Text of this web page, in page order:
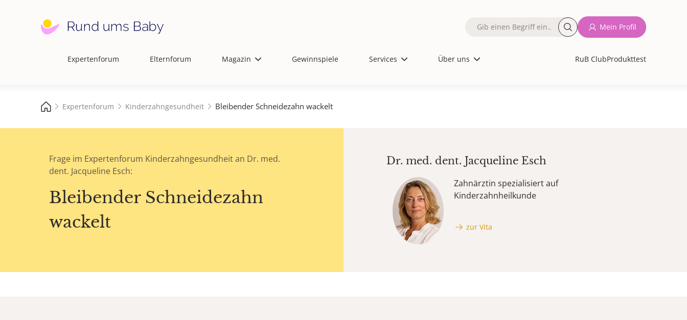
Hauptnavigation
Expertenforum Elternforum Magazin Gewinnspiele Services Über uns RuB ClubProdukttest
Fulltext
Mein Profil
Expertenforum Kinderzahngesundheit Bleibender Schneidezahn wackelt
Frage im Expertenforum Kinderzahngesundheit an Dr. med.
dent. Jacqueline Esch:
Bleibender Schneidezahn
wackelt
Dr. med. dent. Jacqueline Esch
Zahnärztin spezialisiert auf
Kinderzahnheilkunde
zur Vita